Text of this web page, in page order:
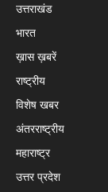
उत्तराखंड
भारत
ख़ास ख़बरें
राष्ट्रीय
विशेष खबर
अंतरराष्ट्रीय
महाराष्ट्र
उत्तर प्रदेश